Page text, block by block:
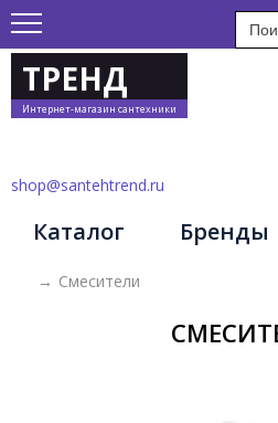
ТРЕНД
Интернет-магазин сантехники
shop@santehtrend.ru
Каталог Бренды
→ Смесители